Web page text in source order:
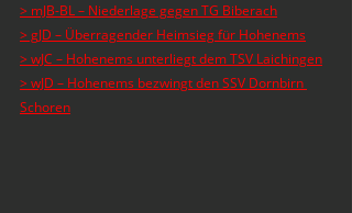
> mJB-BL – Niederlage gegen TG Biberach
> gJD – Überragender Heimsieg für Hohenems
> wJC – Hohenems unterliegt dem TSV Laichingen
> wJD – Hohenems bezwingt den SSV Dornbirn
Schoren